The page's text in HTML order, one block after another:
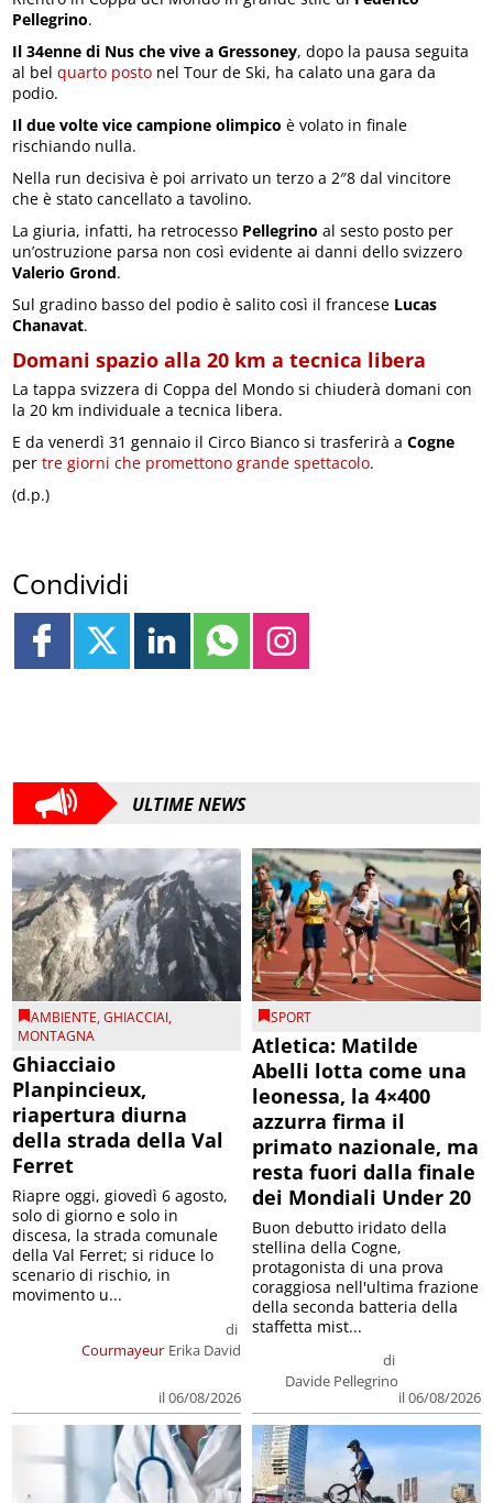
Pellegrino.
Il 34enne di Nus che vive a Gressoney, dopo la pausa seguita
al belquarto posto nel Tour de Ski, ha calato una gara da
podio.
Il due volte vice campione olimpicoè volato in finale
rischiando nulla.
Nella run decisiva è poi arrivato un terzo a 2″8 dal vincitore
che è stato cancellato a tavolino.
La giuria, infatti, ha retrocesso Pellegrino al sesto posto per
un’ostruzione parsa non così evidente ai danni dello svizzero
Valerio Grond.
Sul gradino basso del podio è salito così il francese Lucas
Chanavat.
Domani spazio alla 20 km a tecnica libera
La tappa svizzera di Coppa del Mondo si chiuderà domani con
la 20 km individuale a tecnica libera.
E da venerdì 31 gennaio il Circo Bianco si trasferirà aCogne
pertre giorni che promettono grande spettacolo.
(d.p.)
Condividi
ULTIME NEWS
AMBIENTE,GHIACCIAI,
MONTAGNA
Ghiacciaio
Planpincieux,
riapertura diurna
della strada della Val
Ferret
Courmayeur
di
Erika David
il 06/08/2026
Riapre oggi, giovedì 6 agosto,
solo di giorno e solo in
discesa, la strada comunale
della Val Ferret; si riduce lo
scenario di rischio, in
movimento u...
SPORT
Atletica: Matilde
Abelli lotta come una
leonessa, la 4×400
azzurra firma il
primato nazionale, ma
resta fuori dalla finale
dei Mondiali Under 20
di
Davide Pellegrino
il 06/08/2026
Buon debutto iridato della
stellina della Cogne,
protagonista di una prova
coraggiosa nell'ultima frazione
della seconda batteria della
staffetta mist...